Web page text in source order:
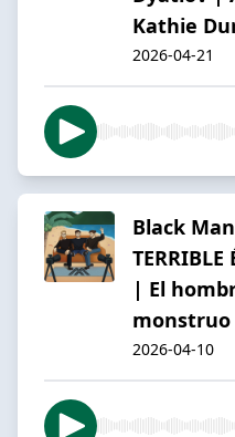
Kathie
2026-04-21
Black
TERRIBLE
| El
monstruo
2026-04-10